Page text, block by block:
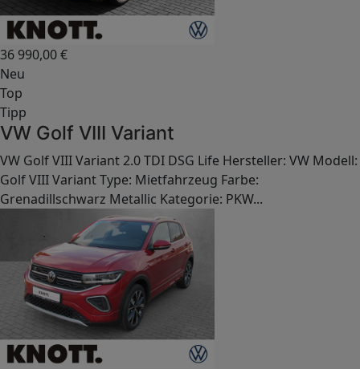
36 990,00€
Neu
Top
Tipp
VW Golf VIII Variant
VW Golf VIII Variant 2.0 TDI DSG Life Hersteller: VW Modell:
Golf VIII Variant Type: Mietfahrzeug Farbe:
Grenadillschwarz Metallic Kategorie: PKW...